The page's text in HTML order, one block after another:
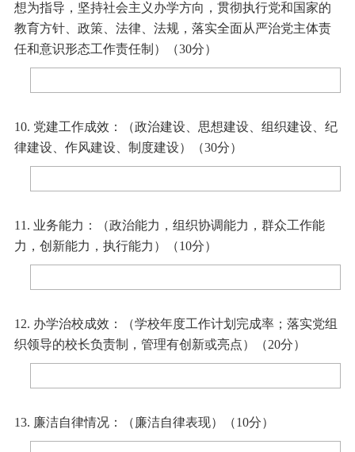
想为指导，坚持社会主义办学方向，贯彻执行党和国家的
教育方针、政策、法律、法规，落实全面从严治党主体责
任和意识形态工作责任制）（30分）
10. 党建工作成效：（政治建设、思想建设、组织建设、纪
律建设、作风建设、制度建设）（30分）
11. 业务能力：（政治能力， 组织协调能力 ， 群众工作能
力，创新能力，执行能力 ）（10分）
12. 办学治校成效：（学校年度工作计划完成率；落实党组
织领导的校长负责制，管理有创新或亮点）（20分）
13. 廉洁自律情况：（廉洁自律表现）（10分）